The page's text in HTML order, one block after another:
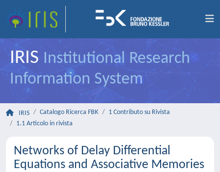
IRIS Institutional Research
Information System
IRIS Catalogo Ricerca FBK
1 Contributo su Rivista
1.1 Articolo in rivista
Networks of Delay Differential
Equations and Associative Memories